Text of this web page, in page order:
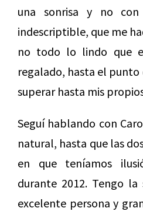
una sonrisa y no con
indescriptible, que me
no todo lo lindo que
regalado, hasta el
superar hasta mis
Seguí hablando con
natural, hasta que las
en que teníamos
durante 2012. Tengo
excelente persona y